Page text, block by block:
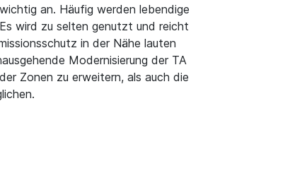
an. Häufig werden lebendige
wird zu selten genutzt und reicht
in der Nähe lauten
Modernisierung der TA
Zonen zu erweitern, als auch die